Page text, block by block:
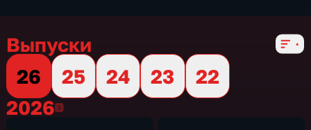
Выпуски
26
25 24 23
22
20262026